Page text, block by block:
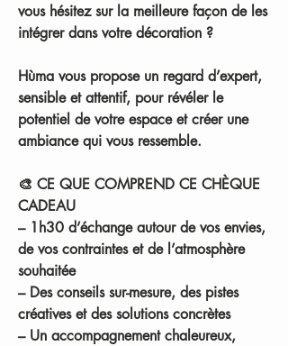
vous hésitez sur la meilleure façon de les
intégrer dans votre décoration ?
Hùma vous propose un regard d’expert,
sensible et attentif, pour révéler le
potentiel de votre espace et créer une
ambiance qui vous ressemble.
🎨 CE QUE COMPREND CE CHÈQUE
CADEAU
– 1h30 d’échange autour de vos envies,
de vos contraintes et de l’atmosphère
souhaitée
– Desconseils sur-mesure, des pistes
créatives et des solutions concrètes
– Un accompagnement chaleureux,